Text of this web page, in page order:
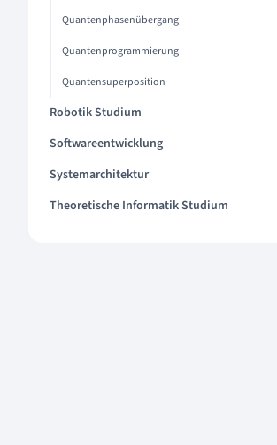
Quantenphasenübergang
Quantenprogrammierung
Quantensuperposition
Robotik Studium
Softwareentwicklung
Systemarchitektur
Theoretische Informatik Studium